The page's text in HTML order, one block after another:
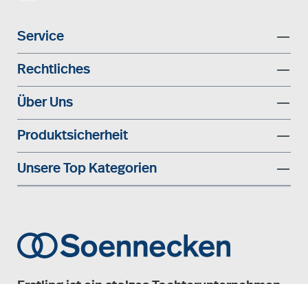
Service
Rechtliches
Über Uns
Produktsicherheit
Unsere Top Kategorien